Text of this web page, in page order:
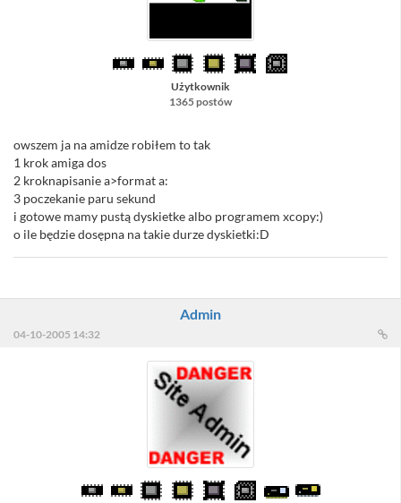
Użytkownik
1365 postów
owszem ja na amidze robiłem to tak
1 krok amiga dos
2 kroknapisanie a>format a:
3 poczekanie paru sekund
i gotowe mamy pustą dyskietke albo programem xcopy:)
o ile będzie dosępna na takie durze dyskietki:D
Admin
04-10-2005 14:32